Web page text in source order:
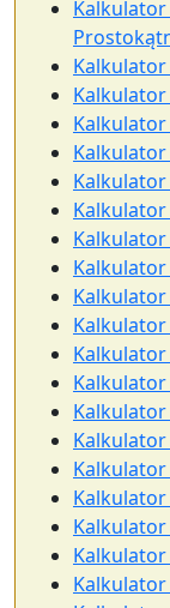
Kalkulator
Kalkulator
Kalkulator
Kalkulator
Kalkulator